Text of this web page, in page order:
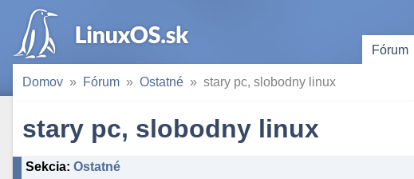
Fórum
Domov Fórum Ostatné stary pc, slobodny linux
stary pc, slobodny linux
Sekcia: Ostatné